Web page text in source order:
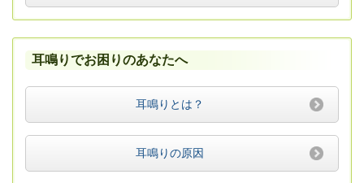
耳鳴りでお困りのあなたへ
耳鳴りとは？
耳鳴りの原因